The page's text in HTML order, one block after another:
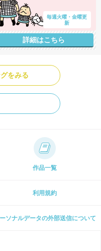
毎週火曜・金曜更
新
詳細はこちら
をみる
作品一覧
利用規約
ソナルデータの外部送信について